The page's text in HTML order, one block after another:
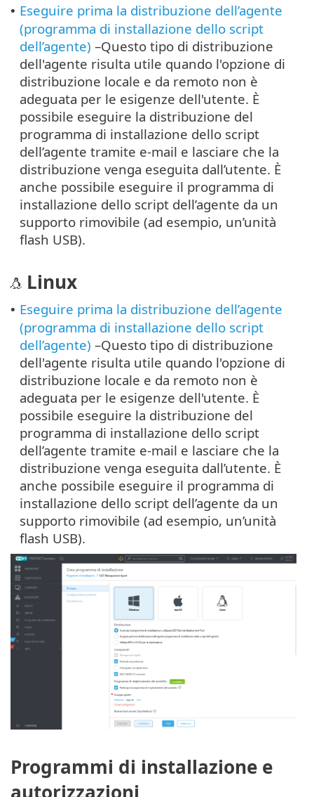
• Eseguire prima la distribuzione dell’agente
(programma di installazione dello script
dell’agente) –Questo tipo di distribuzione
dell'agente risulta utile quando l'opzione di
distribuzione locale e da remoto non è
adeguata per le esigenze dell'utente. È
possibile eseguire la distribuzione del
programma di installazione dello script
dell’agente tramite e-mail e lasciare che la
distribuzione venga eseguita dall’utente. È
anche possibile eseguire il programma di
installazione dello script dell’agente da un
supporto rimovibile (ad esempio, un’unità
flash USB).
Linux
• Eseguire prima la distribuzione dell’agente
(programma di installazione dello script
dell’agente) –Questo tipo di distribuzione
dell'agente risulta utile quando l'opzione di
distribuzione locale e da remoto non è
adeguata per le esigenze dell'utente. È
possibile eseguire la distribuzione del
programma di installazione dello script
dell’agente tramite e-mail e lasciare che la
distribuzione venga eseguita dall’utente. È
anche possibile eseguire il programma di
installazione dello script dell’agente da un
supporto rimovibile (ad esempio, un’unità
flash USB).
Programmi di installazione e